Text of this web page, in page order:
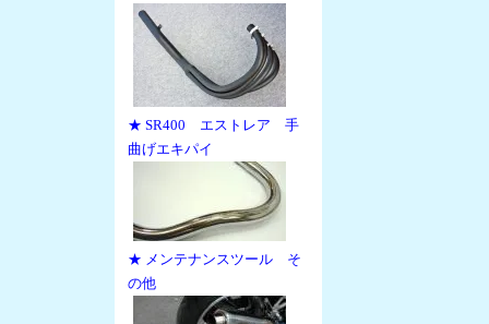
★ SR400 エストレア 手
曲げエキパイ
★ メンテナンスツール そ
の他